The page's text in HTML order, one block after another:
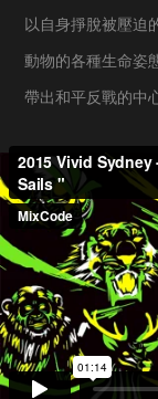
以自身掙脫被壓迫
動物的各種生命姿
帶出和平反戰的中